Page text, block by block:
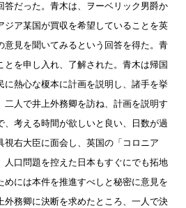
答だった。青木は、ヲーベリック男爵か
ジア某国が買収を希望していることを英
意見を聞いてみるという回答を得た。青
を申し入れ、了解された。青木は帰国
に熱心な榎本に計画を説明し、諸手を挙
二人で井上外務卿を訪ね、計画を説明す
、考える時間が欲しいと良い、日数が過
視右大臣に面会し、英国の「コロニア
人口問題を控えた日本もすぐにでも拓地
めには本件を推進すべしと秘密に意見を
外務卿に決断を求めたところ、一人で決